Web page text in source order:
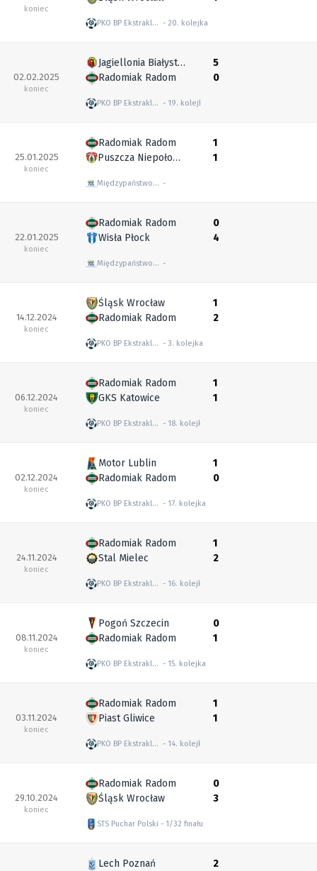
koniec
PKO BP Ekstraklasa 20. kolejka
02.02.2025
koniec
Jagiellonia Białystok
Radomiak Radom
PKO BP Ekstraklasa 19. kolejka
5
0
25.01.2025
koniec
Radomiak Radom
Puszcza Niepołomice
Międzypaństwowe mecze towarzyskie
1
1
22.01.2025
koniec
Radomiak Radom
Wisła Płock
Międzypaństwowe mecze towarzyskie
0
4
14.12.2024
koniec
Śląsk Wrocław
Radomiak Radom
PKO BP Ekstraklasa 3. kolejka
1
2
06.12.2024
koniec
Radomiak Radom
GKS Katowice
PKO BP Ekstraklasa 18. kolejka
1
1
02.12.2024
koniec
Motor Lublin
Radomiak Radom
PKO BP Ekstraklasa 17. kolejka
1
0
24.11.2024
koniec
Radomiak Radom
Stal Mielec
PKO BP Ekstraklasa 16. kolejka
1
2
08.11.2024
koniec
Pogoń Szczecin
Radomiak Radom
PKO BP Ekstraklasa 15. kolejka
0
1
03.11.2024
koniec
Radomiak Radom
Piast Gliwice
PKO BP Ekstraklasa 14. kolejka
1
1
29.10.2024
koniec
Radomiak Radom
Śląsk Wrocław
STS Puchar Polski 1/32 finału
0
3
Lech Poznań
2